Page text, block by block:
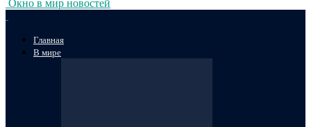
Окно в мир новостей
Главная
В мире